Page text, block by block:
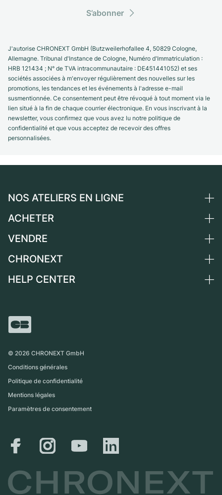
S’abonner
J'autorise CHRONEXT GmbH (Butzweilerhofallee 4, 50829 Cologne,
Allemagne. Tribunal d'Instance de Cologne, Numéro d'Immatriculation :
HRB 121434 ; N° de TVA intracommunautaire : DE451441052) et ses
sociétés associées à m'envoyer régulièrement des nouvelles sur les
promotions, les tendances et les événements à l'adresse e-mail
susmentionnée. Ce consentement peut être révoqué à tout moment via le
lien situé à la fin de chaque courrier électronique. En vous inscrivant à la
newsletter, vous confirmez que vous avez lu notre politique de
confidentialité et que vous acceptez de recevoir des offres
personnalisées.
NOS ATELIERS EN LIGNE
Allemagne
Suisse
France
International
ACHETER
Toutes les montres de luxe
Independent Brands
VENDRE
Vendre une montre
CHRONEXT
Qui sommes-nous ?
Magazine
HELP CENTER
Retrait sur place
© 2026 CHRONEXT GmbH
Conditions générales
Politique de confidentialité
Mentions légales
Paramètres de consentement